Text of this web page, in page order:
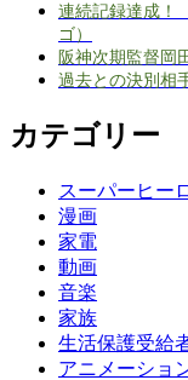
連続記録達成
ゴ）
阪神次期監督岡
過去との決別相
カテゴリー
スーパーヒー
漫画
家電
動画
音楽
家族
生活保護受給
アニメーショ